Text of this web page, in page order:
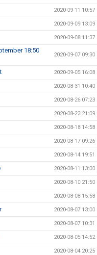
2020-09-11 10:57
2020-09-09 13:09
2020-09-08 11:37
18:50
2020-09-07 09:30
2020-09-05 16:08
2020-08-31 10:40
2020-08-26 07:23
2020-08-23 21:09
2020-08-18 14:58
2020-08-17 09:26
2020-08-14 19:51
2020-08-11 13:00
2020-08-10 21:50
2020-08-08 15:58
2020-08-07 13:00
2020-08-07 10:31
2020-08-05 14:52
2020-08-04 20:25